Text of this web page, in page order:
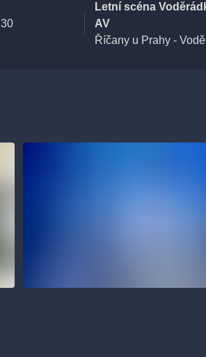
Letní scéna
AV
Říčany u Prahy -